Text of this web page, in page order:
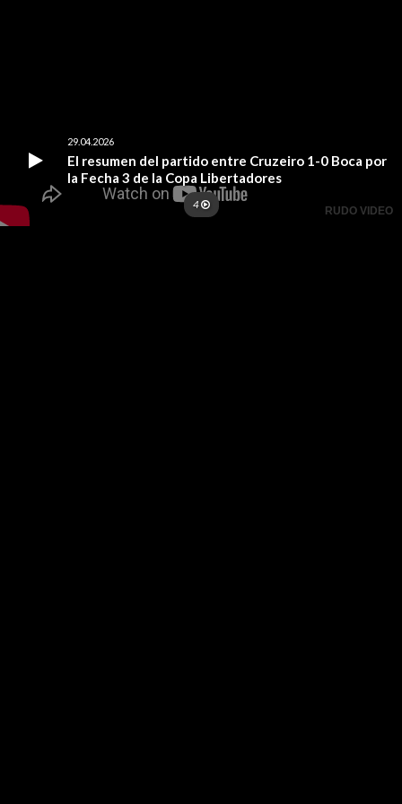
29.04.2026
El resumen del partido entre Cruzeiro 1-0 Boca por
la Fecha 3 de la Copa Libertadores
4